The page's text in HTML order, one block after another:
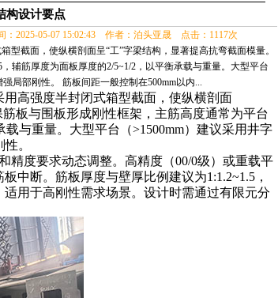
构设计要点
：2025-05-07 15:02:43 作者：泊头亚晟 点击：1117次
截面，使纵横剖面呈“工”字梁结构，显著提高抗弯截面模量。
辅筋厚度为面板厚度的2/5~1/2，以平衡承载与重量。大型平台
局部刚性。 筋板间距一般控制在500mm以内...
高强度半封闭式箱型截面，使纵横剖面
板与围板形成刚性框架，主筋高度通常为平台
载与重量。大型平台（>1500mm）建议采用井字
。
精度要求动态调整。高精度（00/0级）或重载平
中断。筋板厚度与壁厚比例建议为1:1.2~1.5，
用于高刚性需求场景。设计时需通过有限元分